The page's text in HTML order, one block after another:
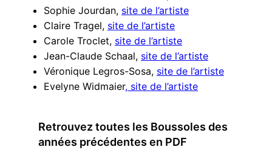
Sophie Jourdan, site de l’artiste
Claire Tragel, site de l’artiste
Carole Troclet, site de l’artiste
Jean-Claude Schaal, site de l’artiste
Véronique Legros-Sosa, site de l’artiste
Evelyne Widmaier, site de l’artiste
Retrouvez toutes les Boussoles des
années précédentes en PDF